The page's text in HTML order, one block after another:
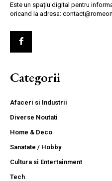
Este un spațiu digital pentru
oricand la adresa:
Categorii
Afaceri si Industrii
Diverse Noutati
Home & Deco
Sanatate / Hobby
Cultura si Entertainment
Tech